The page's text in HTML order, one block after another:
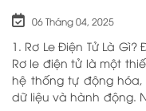
06 Tháng 04, 2025
1. Rơ Le Điện Tử Là Gì? Định Nghĩa và Nguyên Lý Hoạt Động
Rơ le điện tử là một
hệ thống tự động
dữ liệu và hành động.